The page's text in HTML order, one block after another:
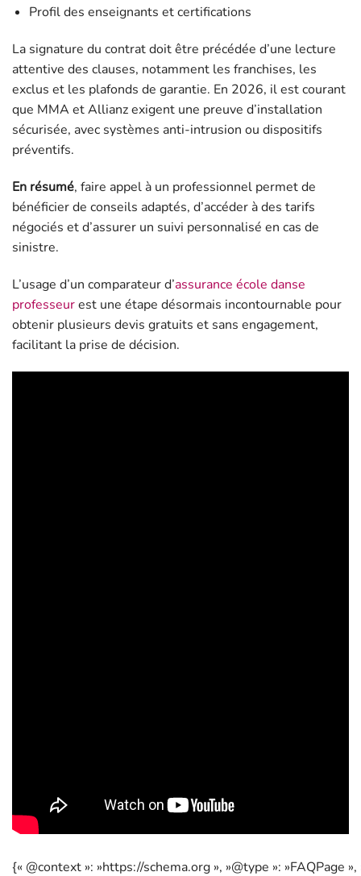
Profil des enseignants et certifications
La signature du contrat doit être précédée d’une lecture
attentive des clauses, notamment les franchises, les
exclus et les plafonds de garantie. En 2026, il est courant
que MMA et Allianz exigent une preuve d’installation
sécurisée, avec systèmes anti-intrusion ou dispositifs
préventifs.
En résumé, faire appel à un professionnel permet de
bénéficier de conseils adaptés, d’accéder à des tarifs
négociés et d’assurer un suivi personnalisé en cas de
sinistre.
L’usage d’un comparateur d’assurance école danse
professeurest une étape désormais incontournable pour
obtenir plusieurs devis gratuits et sans engagement,
facilitant la prise de décision.
{« @context »: »https://schema.org », »@type »: »FAQPage